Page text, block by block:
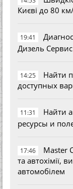
Києві до 80
19:41
Дизель Сервис
14:25
Найти
доступных
11:31
Найти
ресурсы и
17:46
Master
та автохімії,
автомобілем